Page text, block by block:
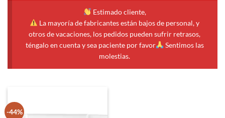
Estimado cliente,
La mayoría de fabricantes están bajos de personal, y
otros de vacaciones, los pedidos pueden sufrir retrasos,
téngalo en cuenta y sea paciente por favor
Sentimos las
molestias.
-44%